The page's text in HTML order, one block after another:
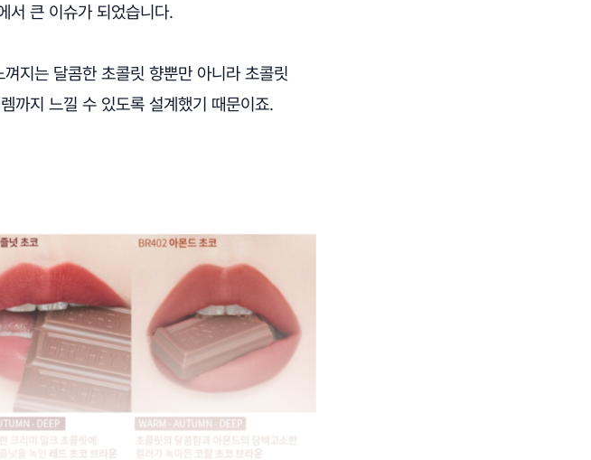
서 큰 이슈가 되었습니다.
지는 달콤한 초콜릿 향뿐만 아니라 초콜릿
까지 느낄 수 있도록 설계했기 때문이죠.